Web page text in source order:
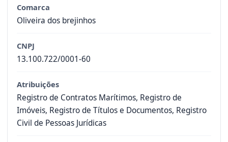
Comarca
Oliveira dos brejinhos
CNPJ
13.100.722/0001-60
Atribuições
Registro de Contratos Marítimos, Registro de
Imóveis, Registro de Títulos e Documentos, Registro
Civil de Pessoas Jurídicas